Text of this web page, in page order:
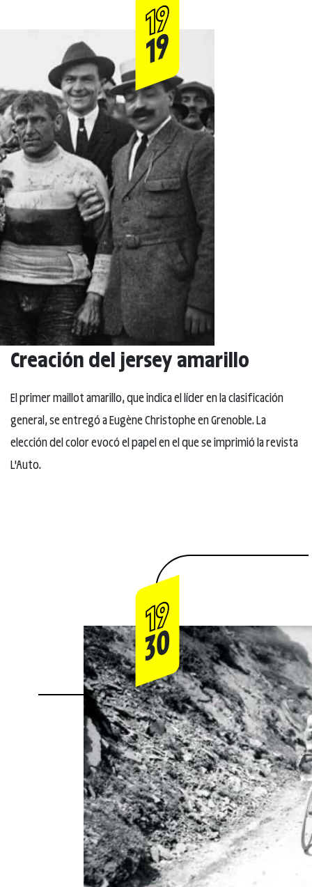
19
19
Creación del jersey amarillo
El primer maillot amarillo, que indica el líder en la clasificación
general, se entregó a Eugène Christophe en Grenoble. La
elección del color evocó el papel en el que se imprimió la revista
L'Auto.
19
30